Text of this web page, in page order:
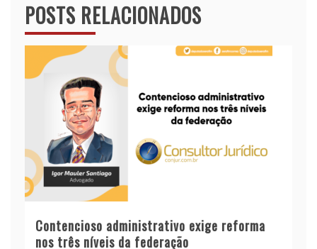
POSTS RELACIONADOS
Contencioso administrativo exige reforma
nos três níveis da federação